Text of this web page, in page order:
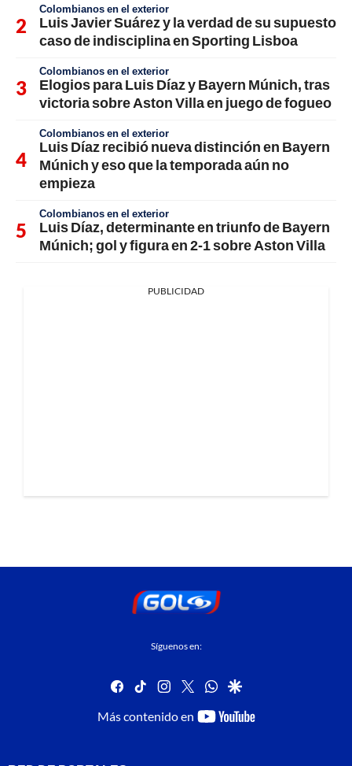
Colombianos en el exterior
Luis Javier Suárez y la verdad de su supuesto
caso de indisciplina en Sporting Lisboa
Colombianos en el exterior
Elogios para Luis Díaz y Bayern Múnich, tras
victoria sobre Aston Villa en juego de fogueo
Colombianos en el exterior
Luis Díaz recibió nueva distinción en Bayern
Múnich y eso que la temporada aún no
empieza
Colombianos en el exterior
Luis Díaz, determinante en triunfo de Bayern
Múnich; gol y figura en 2-1 sobre Aston Villa
PUBLICIDAD
Síguenos en:
facebook
tiktok instagram
twitterwhatsapp
google
Más contenido en
youtube-